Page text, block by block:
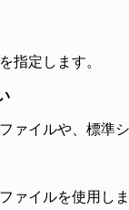
指定します。
イルや、標準
ァイルを使用しま